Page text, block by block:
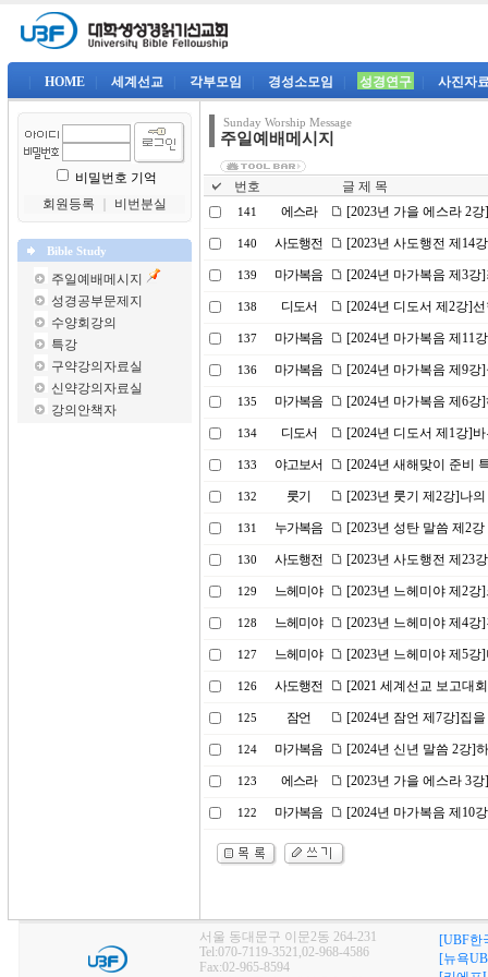
HOME 세계선교 각부모임 경성소모임 성경연구 사진자
비밀번호 기억
회원등록
비번분실
Bible Study
주일예배메시지
성경공부문제지
수양회강의
특강
구약강의자료실
신약강의자료실
강의안책자
Sunday Worship Message
주일예배메시지
번호 글 제 목
141 에스라 [2023년 가을 에스라 2
140 사도행전 [2023년 사도행전 제14
139 마가복음 [2024년 마가복음 제3
138 디도서 [2024년 디도서 제2강]
137 마가복음 [2024년 마가복음 제11
136 마가복음 [2024년 마가복음 제9
135 마가복음 [2024년 마가복음 제6
134 디도서 [2024년 디도서 제1강]
133 야고보서 [2024년 새해맞이 준비
132 룻기 [2023년 룻기 제2강]나
131 누가복음 [2023년 성탄 말씀 제2
130 사도행전 [2023년 사도행전 제23
129 느헤미야 [2023년 느헤미야 제2
128 느헤미야 [2023년 느헤미야 제4
127 느헤미야 [2023년 느헤미야 제5
126 사도행전 [2021 세계선교 보고대
125 잠언 [2024년 잠언 제7강]집
124 마가복음 [2024년 신년 말씀 2강]
123 에스라 [2023년 가을 에스라 3
122 마가복음 [2024년 마가복음 제10
서울 동대문구 이문2동 264-231
Tel:070-7119-3521,02-968-4586
Fax:02-965-8594
[UBF한
[뉴욕